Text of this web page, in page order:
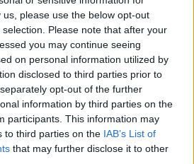
please use the below opt-out
Please note that after your
you may continue seeing
on personal information utilized by
disclosed to third parties prior to
opt-out of the further
information by third parties on the
participants. This information may
to third parties on the IAB’s List of
that may further disclose it to other
почти 900 години
за сладолед в